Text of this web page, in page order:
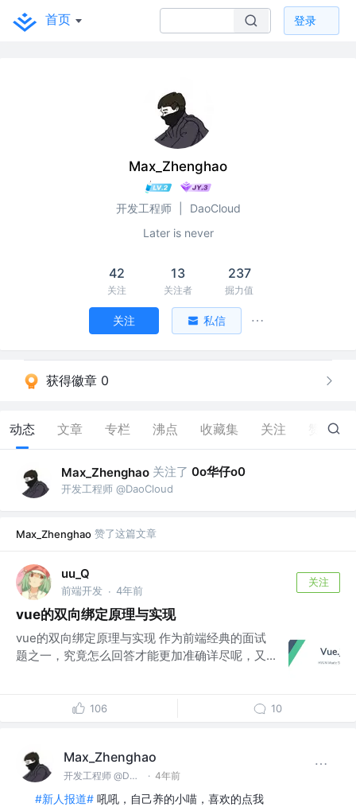
首页 登录
Max_Zhenghao
开发工程师
DaoCloud
Later is never
42
关注
13
关注者
237
掘力值
关注 私信
获得徽章 0
动态 文章 专栏 沸点 收藏集 关注 21
Max_Zhenghao 关注了 0o华仔o0
开发工程师 @DaoCloud
Max_Zhenghao 赞了这篇文章
uu_Q
前端开发 · 4年前
关注
vue的双向绑定原理与实现
vue的双向绑定原理与实现 作为前端经典的面试
题之一，究竟怎么回答才能更加准确详尽呢，又...
106 10
Max_Zhenghao
开发工程师 @DaoCloud · 4年前
#新人报道# 吼吼，自己养的小喵，喜欢的点我